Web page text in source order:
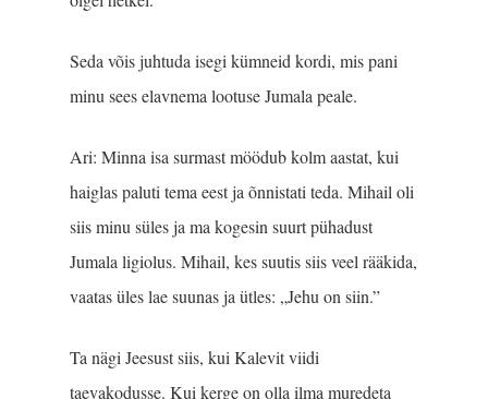
Seda võis juhtuda isegi kümneid kordi, mis pani
minu sees elavnema lootuse Jumala peale.
Ari: Minna isa surmast möödub kolm aastat, kui
haiglas paluti tema eest ja õnnistati teda. Mihail oli
siis minu süles ja ma kogesin suurt pühadust
Jumala ligiolus. Mihail, kes suutis siis veel rääkida,
vaatas üles lae suunas ja ütles: „Jehu on siin.”
Ta nägi Jeesust siis, kui Kalevit viidi
taevakodusse. Kui kerge on olla ilma muredeta